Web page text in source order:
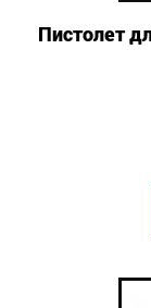
Пистолет